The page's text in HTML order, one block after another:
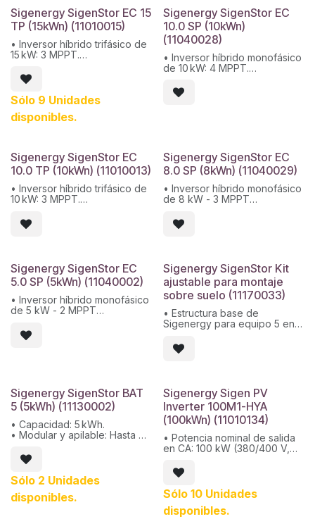
• Eficiencia máxima: 98,3%
Sigenergy SigenStor EC 15
TP (15kWn) (11010015)
• Inversor híbrido trifásico de
15 kW: 3 MPPT.
1100 V.
• Eficiencia máxima: 98,4 %.
• Protección: IP66, resistente
a polvo y agua.
Sólo 9 Unidades
disponibles.
Sigenergy SigenStor EC
10.0 SP (10kWn)
(11040028)
• Inversor híbrido monofásico
de 10 kW: 4 MPPT.
600 V.
• Máx. tensión nominal de
Sigenergy SigenStor EC
10.0 TP (10kWn) (11010013)
• Inversor híbrido trifásico de
10 kW: 3 MPPT.
1100 V.
• Máx. tensión nominal de
• Protección: IP66, resistente
a polvo y agua.
Sigenergy SigenStor EC
8.0 SP (8kWn) (11040029)
• Inversor híbrido monofásico
de 8 kW - 3 MPPT
600 V
• Máx. tensión nominal de
• Protección: IP66
Sigenergy SigenStor EC
5.0 SP (5kWn) (11040002)
• Inversor híbrido monofásico
de 5 kW - 2 MPPT
1100 V
• Máx. tensión nominal de
Sigenergy SigenStor Kit
ajustable para montaje
sobre suelo (11170033)
• Estructura base de
Sigenergy para equipo 5 en 1
• Compatible con SigenStor
EC SP/TP
Sigenergy SigenStor BAT
5 (5kWh) (11130002)
• Capacidad: 5 kWh.
• Modular y apilable: Hasta 6
hasta 30 kWh.
• Instalación rápida:
Conectores autoenchufables,
puesta en marcha en minutos.
• Integración inteligente:
Sólo 2 Unidades
disponibles.
Sigenergy Sigen PV
Inverter 100M1-HYA
(100kWn) (11010134)
• Potencia nominal de salida
en CA: 100 kW (380/400 V,
• Número de MPPT: 8
entradas independientes
• Rango de voltaje de
entrada en MPPT: 160–1000 V
• Eficiencia máxima: 98,3%
Sólo 10 Unidades
disponibles.